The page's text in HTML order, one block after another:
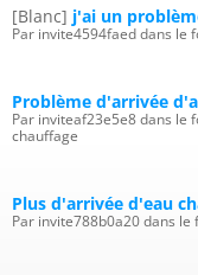
[Blanc] j'ai un
Par invite4594faed dans le
Problème d'arrivée
Par inviteaf23e5e8 dans le
chauffage
Plus d'arrivée d'eau
Par invite788b0a20 dans le